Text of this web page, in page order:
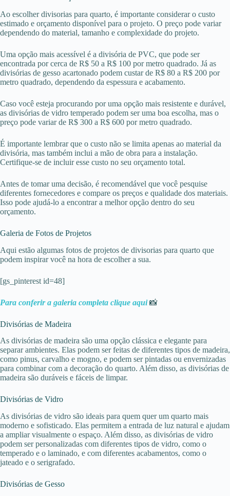
Ao escolher divisorias para quarto, é importante considerar o custo
estimado e orçamento disponível para o projeto. O preço pode variar
dependendo do material, tamanho e complexidade do projeto.
Uma opção mais acessível é a divisória de PVC, que pode ser
encontrada por cerca de R$ 50 a R$ 100 por metro quadrado. Já as
divisórias de gesso acartonado podem custar de R$ 80 a R$ 200 por
metro quadrado, dependendo da espessura e acabamento.
Caso você esteja procurando por uma opção mais resistente e durável,
as divisórias de vidro temperado podem ser uma boa escolha, mas o
preço pode variar de R$ 300 a R$ 600 por metro quadrado.
É importante lembrar que o custo não se limita apenas ao material da
divisória, mas também inclui a mão de obra para a instalação.
Certifique-se de incluir esse custo no seu orçamento total.
Antes de tomar uma decisão, é recomendável que você pesquise
diferentes fornecedores e compare os preços e qualidade dos materiais.
Isso pode ajudá-lo a encontrar a melhor opção dentro do seu
orçamento.
Galeria de Fotos de Projetos
Aqui estão algumas fotos de projetos de divisorias para quarto que
podem inspirar você na hora de escolher a sua.
[gs_pinterest id=48]
Para conferir a galeria completa clique aqui📸
Divisórias de Madeira
As divisórias de madeira são uma opção clássica e elegante para
separar ambientes. Elas podem ser feitas de diferentes tipos de madeira,
como pinus, carvalho e mogno, e podem ser pintadas ou envernizadas
para combinar com a decoração do quarto. Além disso, as divisórias de
madeira são duráveis e fáceis de limpar.
Divisórias de Vidro
As divisórias de vidro são ideais para quem quer um quarto mais
moderno e sofisticado. Elas permitem a entrada de luz natural e ajudam
a ampliar visualmente o espaço. Além disso, as divisórias de vidro
podem ser personalizadas com diferentes tipos de vidro, como o
temperado e o laminado, e com diferentes acabamentos, como o
jateado e o serigrafado.
Divisórias de Gesso